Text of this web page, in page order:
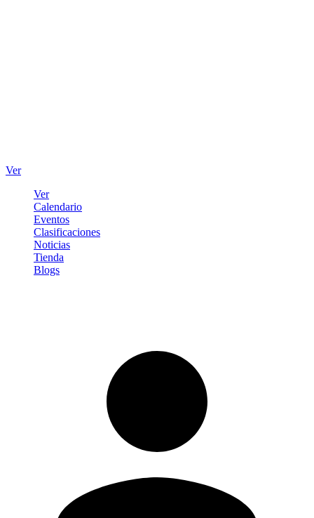
Ver
Ver
Calendario
Eventos
Clasificaciones
Noticias
Tienda
Blogs